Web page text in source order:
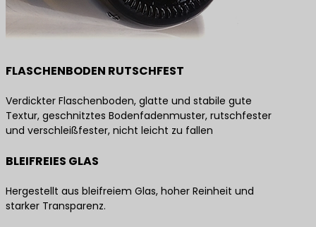
FLASCHENBODEN RUTSCHFEST
Verdickter Flaschenboden, glatte und stabile gute
Textur, geschnitztes Bodenfadenmuster, rutschfester
und verschleißfester, nicht leicht zu fallen
BLEIFREIES GLAS
Hergestellt aus bleifreiem Glas, hoher Reinheit und
starker Transparenz.